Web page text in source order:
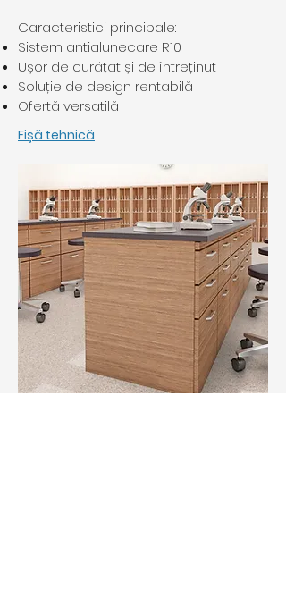
Caracteristici principale:
Sistem antialunecare R10
Ușor de curățat și de întreținut
Soluție de design rentabilă
Ofertă versatilă
Fișă tehnică